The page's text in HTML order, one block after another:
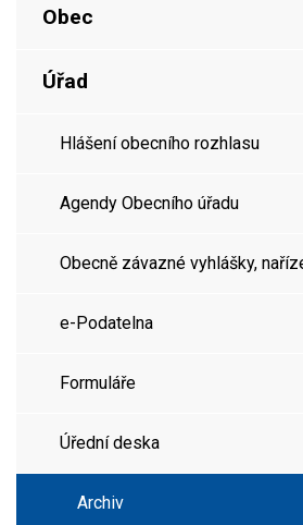
Obec
Úřad
Hlášení obecního rozhlasu
Agendy Obecního úřadu
Obecně závazné vyhlášky,
e-Podatelna
Formuláře
Úřední deska
Archiv